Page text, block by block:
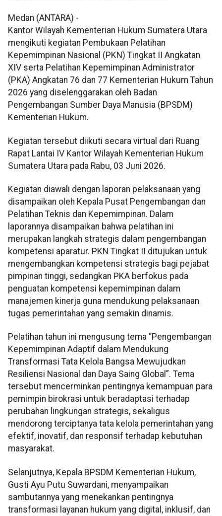
Medan (ANTARA) -
Kantor Wilayah Kementerian Hukum Sumatera Utara
mengikuti kegiatan Pembukaan Pelatihan
Kepemimpinan Nasional (PKN) Tingkat II Angkatan
XIV serta Pelatihan Kepemimpinan Administrator
(PKA) Angkatan 76 dan 77 Kementerian Hukum Tahun
2026 yang diselenggarakan oleh Badan
Pengembangan Sumber Daya Manusia (BPSDM)
Kementerian Hukum.
Kegiatan tersebut diikuti secara virtual dari Ruang
Rapat Lantai IV Kantor Wilayah Kementerian Hukum
Sumatera Utara pada Rabu, 03 Juni 2026.
Kegiatan diawali dengan laporan pelaksanaan yang
disampaikan oleh Kepala Pusat Pengembangan dan
Pelatihan Teknis dan Kepemimpinan. Dalam
laporannya disampaikan bahwa pelatihan ini
merupakan langkah strategis dalam pengembangan
kompetensi aparatur. PKN Tingkat II ditujukan untuk
mengembangkan kompetensi strategis bagi pejabat
pimpinan tinggi, sedangkan PKA berfokus pada
penguatan kompetensi kepemimpinan dalam
manajemen kinerja guna mendukung pelaksanaan
tugas pemerintahan yang semakin dinamis.
Pelatihan tahun ini mengusung tema “Pengembangan
Kepemimpinan Adaptif dalam Mendukung
Transformasi Tata Kelola Bangsa Mewujudkan
Resiliensi Nasional dan Daya Saing Global”. Tema
tersebut mencerminkan pentingnya kemampuan para
pemimpin birokrasi untuk beradaptasi terhadap
perubahan lingkungan strategis, sekaligus
mendorong terciptanya tata kelola pemerintahan yang
efektif, inovatif, dan responsif terhadap kebutuhan
masyarakat.
Selanjutnya, Kepala BPSDM Kementerian Hukum,
Gusti Ayu Putu Suwardani, menyampaikan
sambutannya yang menekankan pentingnya
transformasi layanan hukum yang digital, inklusif, dan